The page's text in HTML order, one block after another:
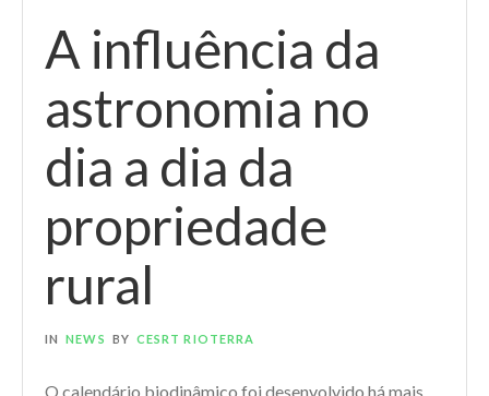
A influência da
astronomia no
dia a dia da
propriedade
rural
IN NEWS BY CESRT RIOTERRA
O calendário biodinâmico foi desenvolvido há mais